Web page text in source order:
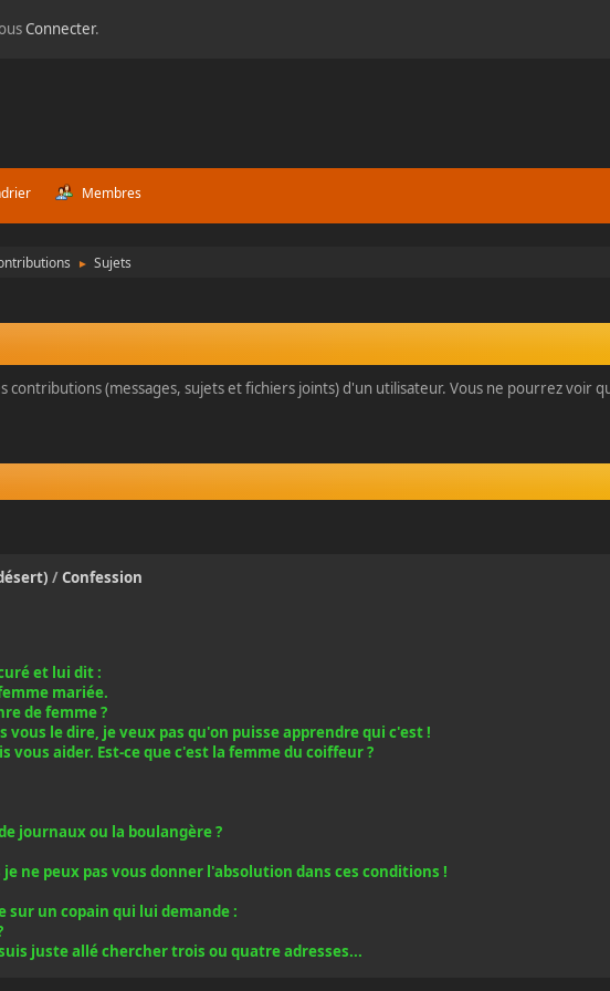
Connecter.
Membres
► Sujets
(messages, sujets et fichiers joints) d'un utilisateur. Vous ne pourrez voir
/Confession
et lui dit :
mariée.
de femme ?
vous le dire, je veux pas qu'on puisse apprendre qui c'est !
vous aider. Est-ce que c'est la femme du coiffeur ?
journaux ou la boulangère ?
ne peux pas vous donner l'absolution dans ces conditions !
sur un copain qui lui demande :
juste allé chercher trois ou quatre adresses...